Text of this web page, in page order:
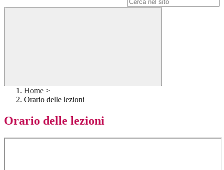
Home >
Orario delle lezioni
Orario delle lezioni